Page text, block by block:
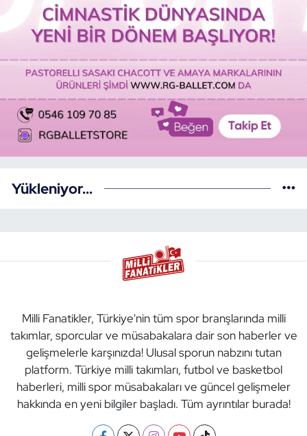
Yükleniyor...
Milli Fanatikler, Türkiye'nin tüm spor branşlarında milli
takımlar, sporcular ve müsabakalara dair son haberler ve
gelişmelerle karşınızda! Ulusal sporun nabzını tutan
platform. Türkiye milli takımları, futbol ve basketbol
haberleri, milli spor müsabakaları ve güncel gelişmeler
hakkında en yeni bilgiler başladı. Tüm ayrıntılar burada!